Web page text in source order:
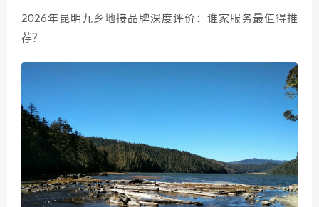
2026年昆明九乡地接品牌深度评价：谁家服务最值得推
荐？